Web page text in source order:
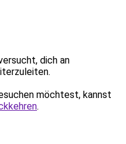
dich an
möchtest, kannst
.